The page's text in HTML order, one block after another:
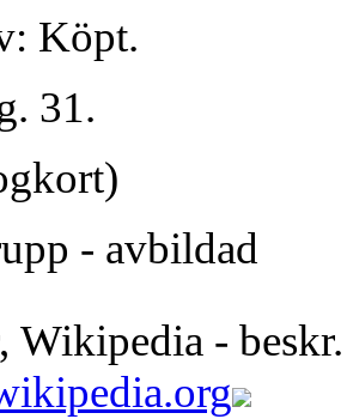
Köpt.
31.
- avbildad
Wikipedia -